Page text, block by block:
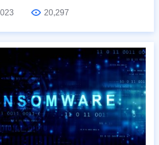
20,297